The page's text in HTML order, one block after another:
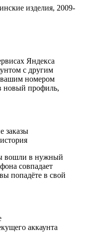
изделия, 2009-
Яндекса
с другим
номером
новый профиль,
заказы
вошли в нужный
совпадает
попадёте в свой
аккаунта